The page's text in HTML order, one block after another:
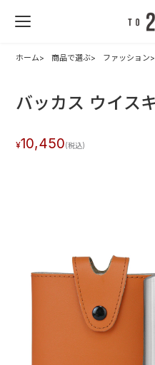
ホーム 商品で選ぶ ファッション
バッカス ウイス
10,450